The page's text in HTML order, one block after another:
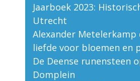
Jaarboek 2023:
Utrecht
Alexander Metelerkamp
liefde voor bloemen en
De Deense runensteen
Domplein